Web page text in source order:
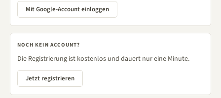
Mit Google-Account einloggen
NOCH KEIN ACCOUNT?
Die Registrierung ist kostenlos und dauert nur eine Minute.
Jetzt registrieren